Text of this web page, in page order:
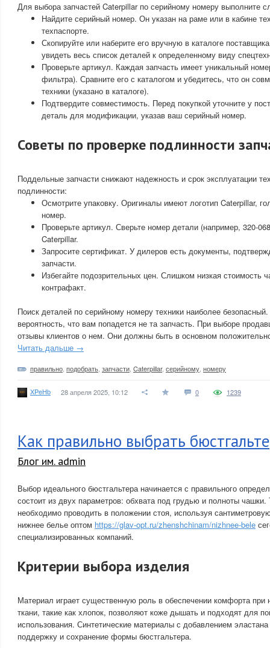
Для выбора запчастей Caterpillar по серийному номеру выполните
Найдите серийный номер. Он указан на раме или в кабине
техпаспорте.
Скопируйте или наберите его вручную в каталоге
увидеть весь список деталей к определенному виду
Проверьте артикул. Каждая запчасть имеет уникальный
фильтра). Сравните его с каталогом и убедитесь, что он
техники (указано в каталоге).
Подтвердите совместимость. Перед покупкой уточните у
деталь для модификации, указав ваш серийный номер.
Советы по проверке подлинности
Поддельные запчасти снижают надежность и срок эксплуатации
подлинности:
Осмотрите упаковку. Оригиналы имеют логотип Caterpillar,
номер.
Проверьте артикул. Сверьте номер детали (например, 320-
Caterpillar.
Запросите сертификат. У дилеров есть документы,
запчасти.
Избегайте подозрительных цен. Слишком низкая стоимость
контрафакт.
Поиск деталей по серийному номеру техники наиболее
вероятность, что вам попадется не та запчасть. При выборе
отзывы клиентов о нем. Они должны быть в основном
Читать дальше →
правильно подобрать запчасти Caterpillar, серийному номеру
XPeHb 28 апреля 2025, 10:12 0 1239
Как правильно выбрать
Блог им. admin
Выбор идеального бюстгальтера начинается с правильного
состоит из двух параметров: обхвата под грудью и полноты
необходимо проводить в положении стоя, используя
нижнее белье оптом https://glav-opt.ru/zhenshchinam/nizhnee-bele
специализированных компаний.
Критерии выбора изделия
Материал играет существенную роль в обеспечении комфорта
ткани, такие как хлопок, позволяют коже дышать и подходят для
использования. Синтетические материалы с добавлением
поддержку и сохранение формы бюстгальтера.